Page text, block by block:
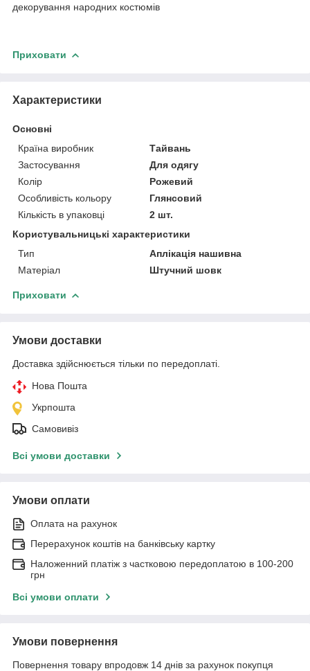
декорування народних костюмів
Приховати
Характеристики
Основні
Країна виробник
Тайвань
Застосування
Для одягу
Колір
Рожевий
Особливість кольору
Глянсовий
Кількість в упаковці
2 шт.
Користувальницькі характеристики
Тип
Аплікація нашивна
Матеріал
Штучний шовк
Приховати
Умови доставки
Доставка здійснюється тільки по передоплаті.
Нова Пошта
Укрпошта
Самовивіз
Всі умови доставки
Умови оплати
Оплата на рахунок
Перерахунок коштів на банківську картку
Наложенний платіж з частковою передоплатою в 100-200
грн
Всі умови оплати
Умови повернення
Повернення товару впродовж 14 днів за рахунок покупця